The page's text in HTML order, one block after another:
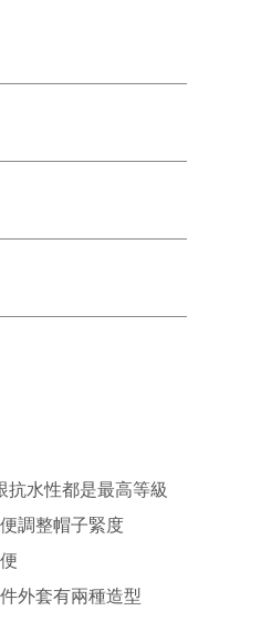
抗水性都是最高等級
調整帽子緊度
外套有兩種造型